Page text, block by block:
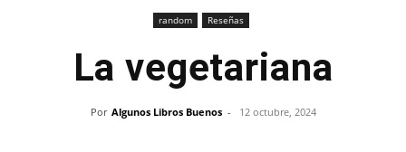
random Reseñas
La vegetariana
Por Algunos Libros Buenos - 12 octubre, 2024